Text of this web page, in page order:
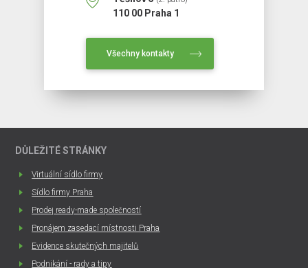
110 00 Praha 1
Všechny kontakty
DŮLEŽITÉ STRÁNKY
Virtuální sídlo firmy
Sídlo firmy Praha
Prodej ready-made společností
Pronájem zasedací místnosti Praha
Evidence skutečných majitelů
Podnikání - rady a tipy